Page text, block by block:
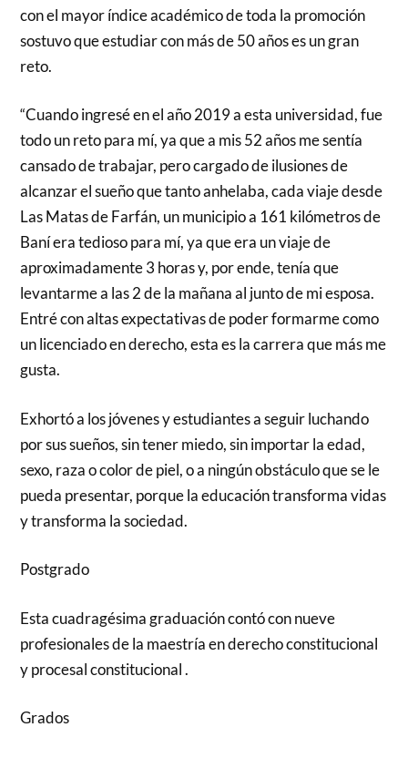
con el mayor índice académico de toda la promoción
sostuvo que estudiar con más de 50 años es un gran
reto.
“Cuando ingresé en el año 2019 a esta universidad, fue
todo un reto para mí, ya que a mis 52 años me sentía
cansado de trabajar, pero cargado de ilusiones de
alcanzar el sueño que tanto anhelaba, cada viaje desde
Las Matas de Farfán, un municipio a 161 kilómetros de
Baní era tedioso para mí, ya que era un viaje de
aproximadamente 3 horas y, por ende, tenía que
levantarme a las 2 de la mañana al junto de mi esposa.
Entré con altas expectativas de poder formarme como
un licenciado en derecho, esta es la carrera que más me
gusta.
Exhortó a los jóvenes y estudiantes a seguir luchando
por sus sueños, sin tener miedo, sin importar la edad,
sexo, raza o color de piel, o a ningún obstáculo que se le
pueda presentar, porque la educación transforma vidas
y transforma la sociedad.
Postgrado
Esta cuadragésima graduación contó con nueve
profesionales de la maestría en derecho constitucional
y procesal constitucional .
Grados